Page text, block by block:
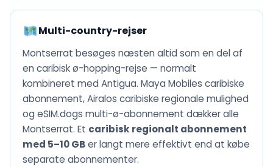
Multi-country-rejser
Montserrat besøges næsten altid som en del af
en caribisk ø-hopping-rejse — normalt
kombineret med Antigua. Maya Mobiles caribiske
abonnement, Airalos caribiske regionale mulighed
og eSIM.dogs multi-ø-abonnement dækker alle
Montserrat. Et caribisk regionalt abonnement
med 5–10 GBer langt mere effektivt end at købe
separate abonnementer.